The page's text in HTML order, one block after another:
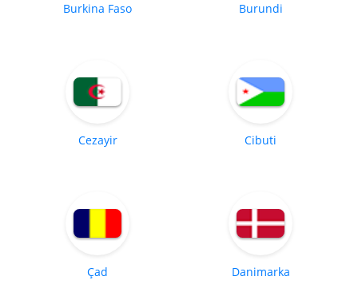
Burkina Faso Burundi
Cezayir Cibuti
Çad Danimarka